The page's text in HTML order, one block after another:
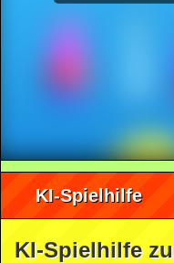
KI-Spielhilfe
KI-Spielhilfe